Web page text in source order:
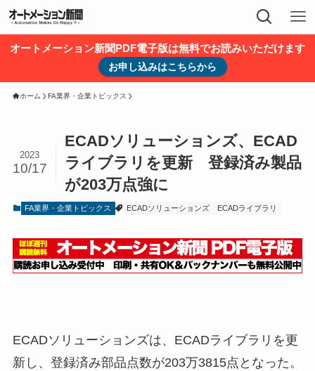
オートメーション新聞PDF電子版は無料でお読みいただけます
お申し込みはこちらから
ホーム FA業界・企業トピックス
ECADソリューションズ、ECAD
ライブラリを更新 登録済み製品
が203万点強に
2023
10/17
FA業界・企業トピックス ECADソリューションズ ECADライブラリ
ECADソリューションズは、ECADライブラリを更
新し、登録済み部品点数が203万3815点となった。